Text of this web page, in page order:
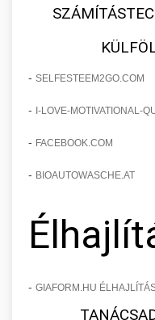
- SELFESTEEM2GO.COM
- I-LOVE-MOTIVATIONAL-
- FACEBOOK.COM
- BIOAUTOWASCHE.AT
- GIAFORM.HU